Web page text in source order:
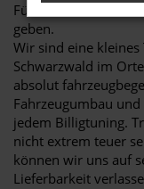
Für Sie und Ihr
geben.
Wir sind eine
Schwarzwald im
absolut
Fahrzeugumbau
jedem Billigtuning.
nicht extrem teuer
können wir uns auf
Lieferbarkeit